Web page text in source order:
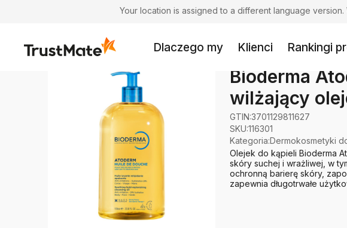
Your location is assigned to a different language
Dlaczego my Klienci Rankingi
Bioderma
wilżający
GTIN:3701129811627
SKU:116301
Kategoria:Dermokosmetyki
Olejek do kąpieli Bioderma
skóry suchej i wrażliwej, w
ochronną barierę skóry,
zapewnia długotrwałe